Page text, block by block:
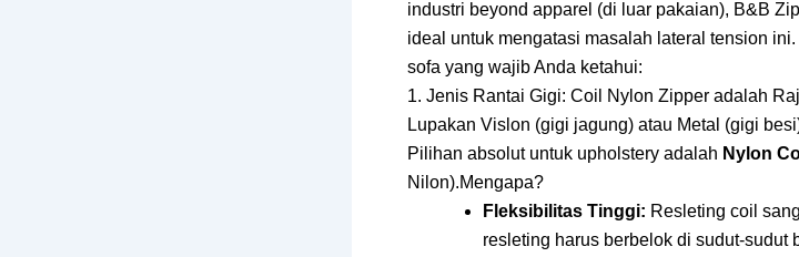
industri beyond apparel (di luar pakaian), B&B
ideal untuk mengatasi masalah lateral tension
sofa yang wajib Anda ketahui:
1. Jenis Rantai Gigi: Coil Nylon Zipper adalah
Lupakan Vislon (gigi jagung) atau Metal (gigi
Pilihan absolut untuk upholstery adalah Nylon
Nilon).Mengapa?
Fleksibilitas Tinggi: Resleting coil
resleting harus berbelok di sudut-sudut